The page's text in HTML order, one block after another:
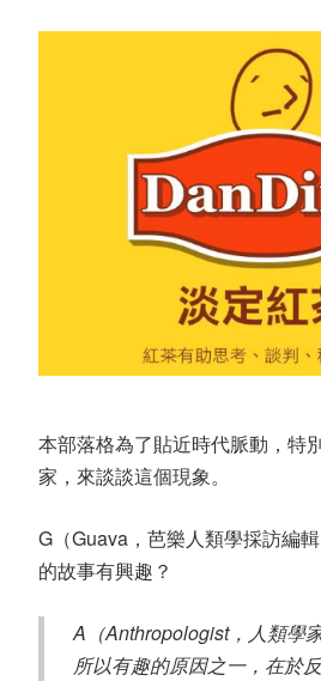
本部落格為了貼近時代脈動，特
家，來談談這個現象。
G（Guava，芭樂人類學採訪編
的故事有興趣？
A（Anthropologist，人類學
所以有趣的原因之一，在於